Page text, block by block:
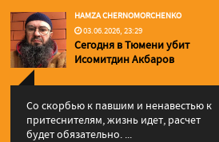
HAMZA CHERNOMORCHENKO
03.06.2026, 23:29
Сегодня в Тюмени убит
Исомитдин Акбаров
Со скорбью к павшим и ненавестью к
притеснителям, жизнь идет, расчет
будет обязательно. ...